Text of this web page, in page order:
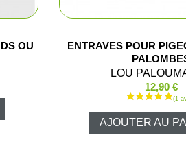
OU
ENTRAVES POUR
LOU
12,90 €
AJOUTER AU